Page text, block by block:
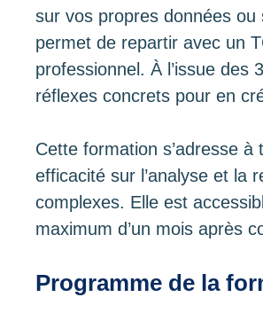
sur vos propres données
permet de repartir avec un
professionnel. À l’issue
réflexes concrets pour en
Cette formation s’adresse
efficacité sur l’analyse et la
complexes. Elle est
maximum d’un mois après
Programme de la